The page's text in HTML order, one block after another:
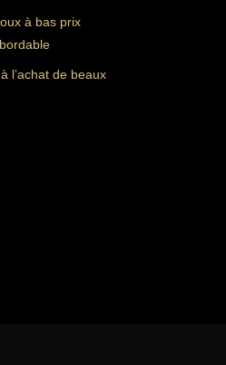
à bas prix
l’achat de beaux